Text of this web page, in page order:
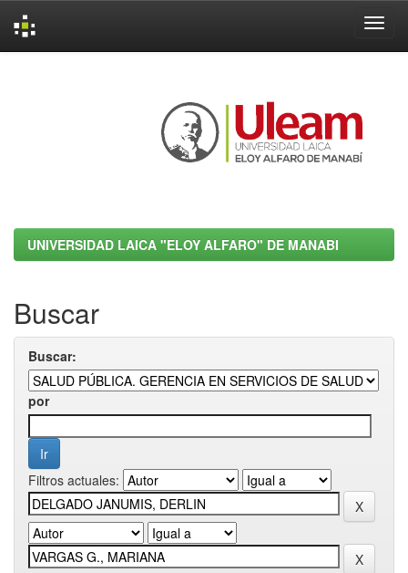
UNIVERSIDAD LAICA "ELOY ALFARO" DE MANABI
Buscar
Buscar:
por
Filtros actuales: